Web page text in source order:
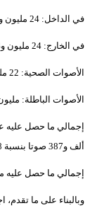
في الداخل: 24 مليون و97 ألف و92 ناخبا
في الخارج: 24 مليون و254 ألف و152 ناخبا بنسبة 41.05%
الأصوات الصحية: 22 مليون و491 ألف و921 صوتا بنسبة 92.73%
الأصوات الباطلة: مليون و762 ألف و231 صوتا بنسبة
ألف و387 صوتا بنسبة 97.08%
إجمالي ما حصل عليه موسى